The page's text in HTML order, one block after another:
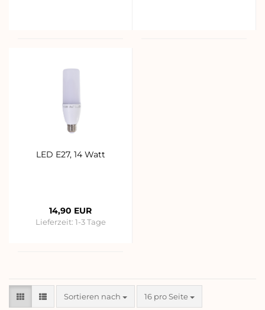
LED E27, 14 Watt
14,90 EUR
Lieferzeit: 1-3 Tage
Sortieren nach
Sortieren nach 16 pro Seite
pro Seite